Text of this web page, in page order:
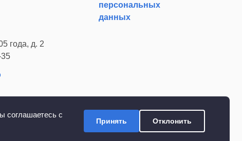
соглашаетесь с
Принять Отклонить
персональных
данных
года, д. 2